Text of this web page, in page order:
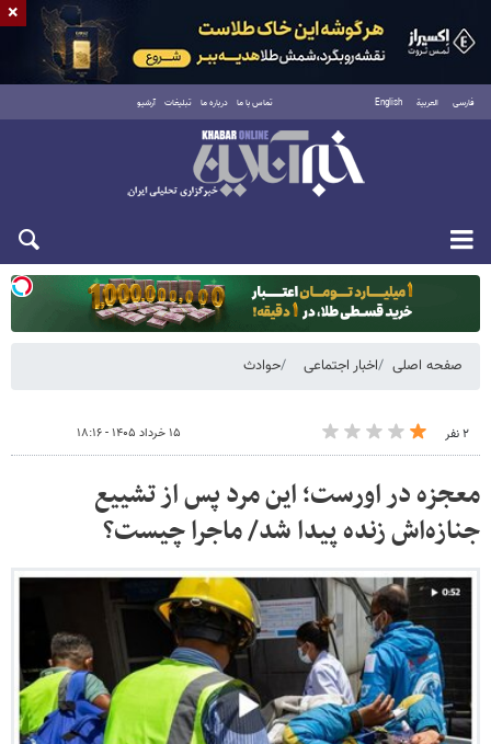
فارسی العربية English تماس با ما درباره ما تبلیغات آرشیو
یکشنبه ۱۸ مرداد ۱۴۰۵
صفحه اصلی اخبار اجتماعی حوادث
۲ نفر ۱۵ خرداد ۱۴۰۵ - ۱۸:۱۶
معجزه در اورست؛ این مرد پس از تشییع
جنازه‌اش زنده پیدا شد/ ماجرا چیست؟
×